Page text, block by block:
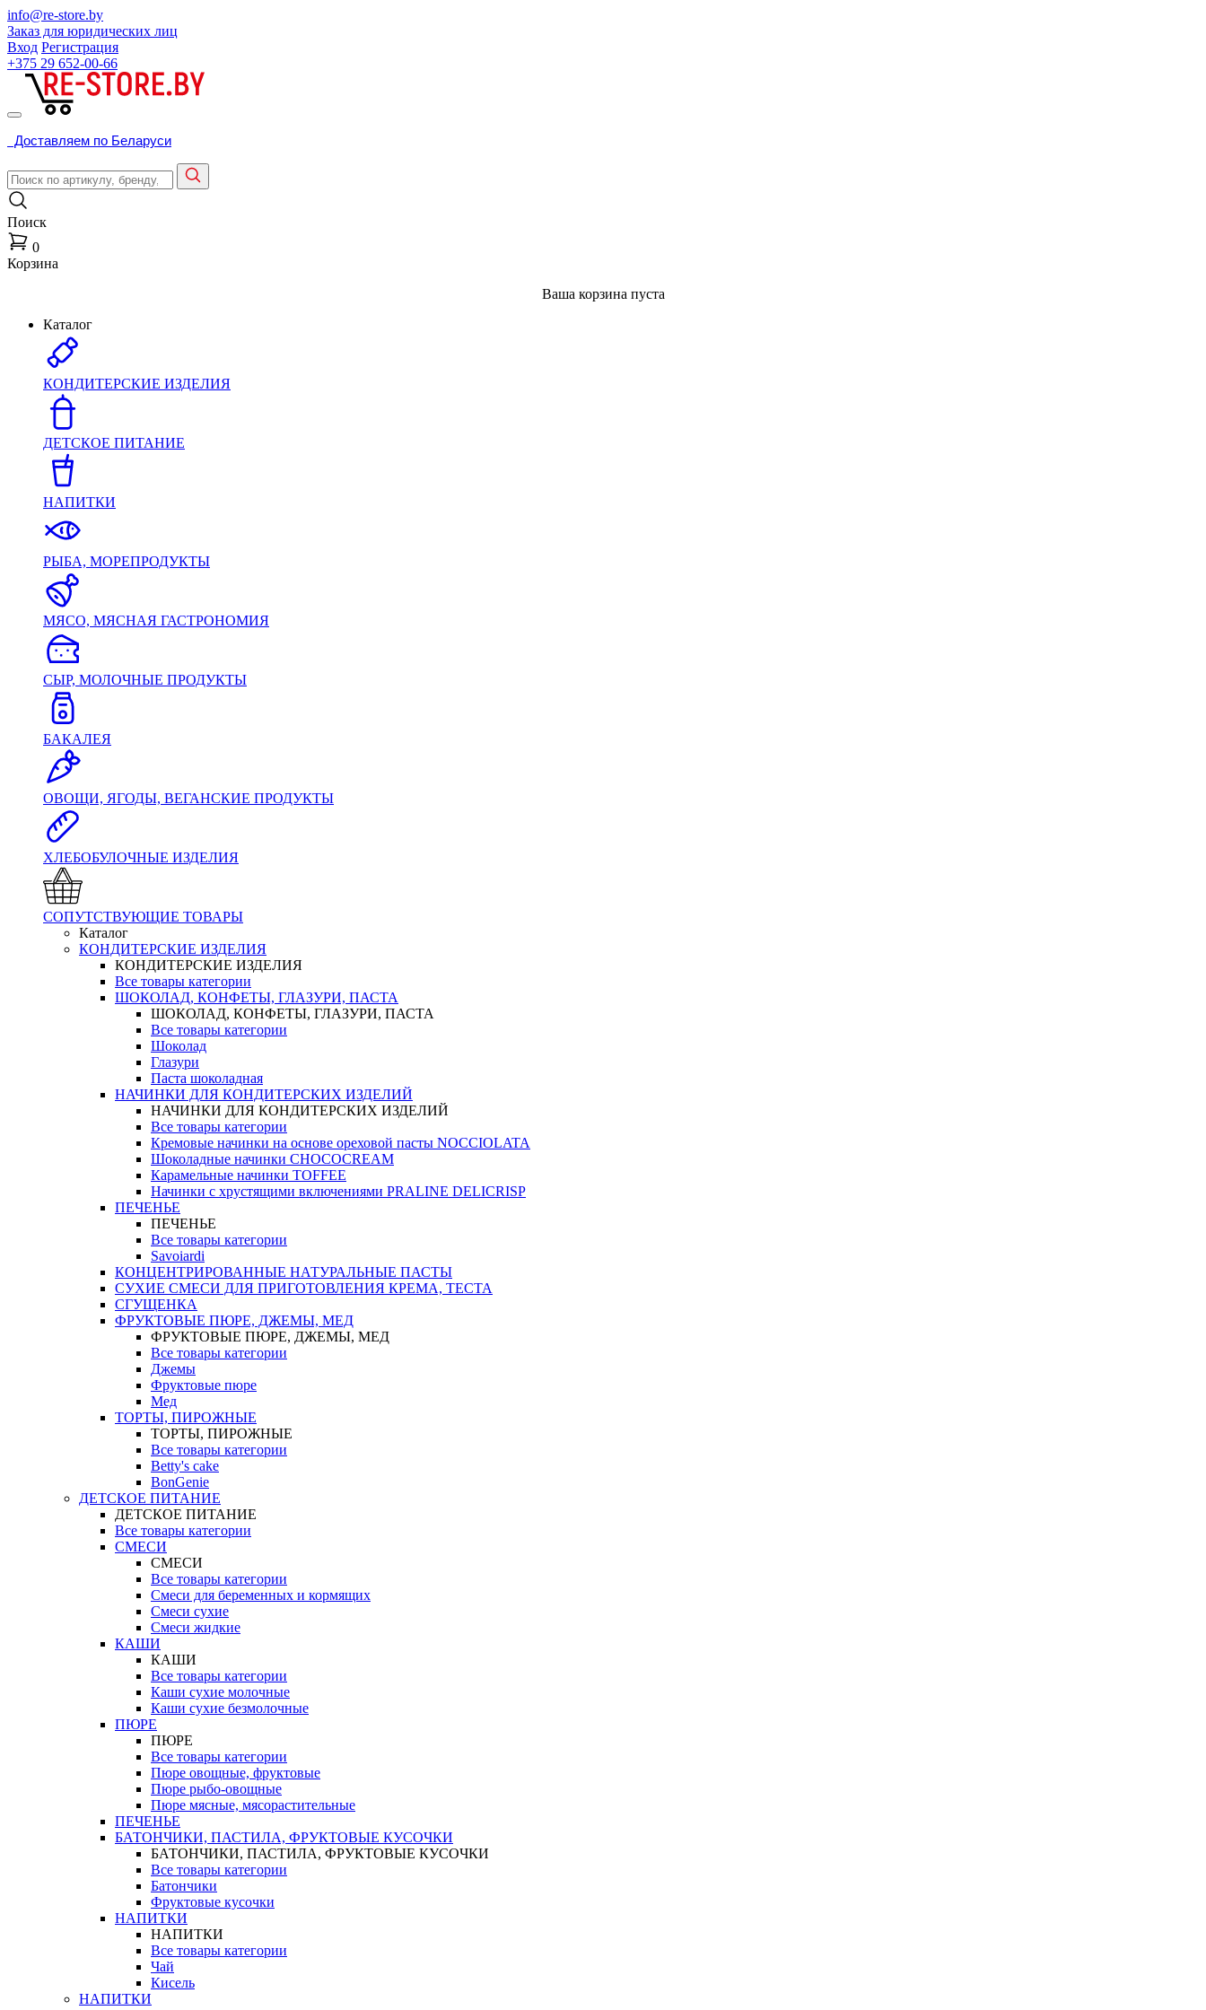
info@re-store.by
Заказ для юридических лиц
Вход Регистрация
+375 29 652-00-66
Доставляем по Беларуси
Поиск
0
Корзина
Ваша корзина пуста
Каталог
КОНДИТЕРСКИЕ ИЗДЕЛИЯ
ДЕТСКОЕ ПИТАНИЕ
НАПИТКИ
РЫБА, МОРЕПРОДУКТЫ
МЯСО, МЯСНАЯ ГАСТРОНОМИЯ
СЫР, МОЛОЧНЫЕ ПРОДУКТЫ
БАКАЛЕЯ
ОВОЩИ, ЯГОДЫ, ВЕГАНСКИЕ ПРОДУКТЫ
ХЛЕБОБУЛОЧНЫЕ ИЗДЕЛИЯ
СОПУТСТВУЮЩИЕ ТОВАРЫ
Каталог
КОНДИТЕРСКИЕ ИЗДЕЛИЯ
КОНДИТЕРСКИЕ ИЗДЕЛИЯ
Все товары категории
ШОКОЛАД, КОНФЕТЫ, ГЛАЗУРИ, ПАСТА
ШОКОЛАД, КОНФЕТЫ, ГЛАЗУРИ, ПАСТА
Все товары категории
Шоколад
Глазури
Паста шоколадная
НАЧИНКИ ДЛЯ КОНДИТЕРСКИХ ИЗДЕЛИЙ
НАЧИНКИ ДЛЯ КОНДИТЕРСКИХ ИЗДЕЛИЙ
Все товары категории
Кремовые начинки на основе ореховой пасты NOCCIOLATA
Шоколадные начинки CHOCOCREAM
Карамельные начинки TOFFEE
Начинки с хрустящими включениями PRALINE DELICRISP
ПЕЧЕНЬЕ
ПЕЧЕНЬЕ
Все товары категории
Savoiardi
КОНЦЕНТРИРОВАННЫЕ НАТУРАЛЬНЫЕ ПАСТЫ
СУХИЕ СМЕСИ ДЛЯ ПРИГОТОВЛЕНИЯ КРЕМА, ТЕСТА
СГУЩЕНКА
ФРУКТОВЫЕ ПЮРЕ, ДЖЕМЫ, МЕД
ФРУКТОВЫЕ ПЮРЕ, ДЖЕМЫ, МЕД
Все товары категории
Джемы
Фруктовые пюре
Мед
ТОРТЫ, ПИРОЖНЫЕ
ТОРТЫ, ПИРОЖНЫЕ
Все товары категории
Betty's cake
BonGenie
ДЕТСКОЕ ПИТАНИЕ
ДЕТСКОЕ ПИТАНИЕ
Все товары категории
СМЕСИ
СМЕСИ
Все товары категории
Смеси для беременных и кормящих
Смеси сухие
Смеси жидкие
КАШИ
КАШИ
Все товары категории
Каши сухие молочные
Каши сухие безмолочные
ПЮРЕ
ПЮРЕ
Все товары категории
Пюре овощные, фруктовые
Пюре рыбо-овощные
Пюре мясные, мясорастительные
ПЕЧЕНЬЕ
БАТОНЧИКИ, ПАСТИЛА, ФРУКТОВЫЕ КУСОЧКИ
БАТОНЧИКИ, ПАСТИЛА, ФРУКТОВЫЕ КУСОЧКИ
Все товары категории
Батончики
Фруктовые кусочки
НАПИТКИ
НАПИТКИ
Все товары категории
Чай
Кисель
НАПИТКИ